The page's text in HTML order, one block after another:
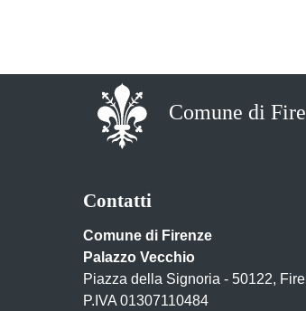
Comune di
Contatti
Comune di Firenze
Palazzo Vecchio
Piazza della Signoria - 50122,
P.IVA 01307110484